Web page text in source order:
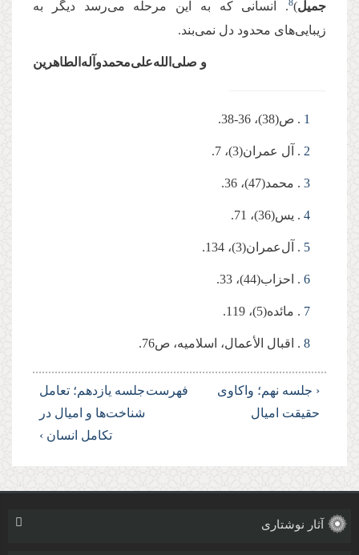
جمیل)
8. انسانی که به این مرحله می‌رسد دیگر به
زیبایی‌های محدود دل نمی‌بند.
و صلی‌الله‌علی‌محمد‌و‌آله‌الطاهرین
1 . ص(38)، 36-38.
2 . آل عمران(3)، 7.
3 . محمد(47)، 36.
4 . یس(36)، 71.
5 . آل‌عمران(3)، 134.
6 . احزاب(44)، 33.
7 . مائده(5)، 119.
8 . اقبال الأعمال، اسلامیه، ص76.
‹ جلسه نهم؛ واکاوی
حقیقت امیال
فهرستجلسه یازدهم؛ تعامل
شناخت‌ها و امیال در
تکامل انسان ›
آثار نوشتاری